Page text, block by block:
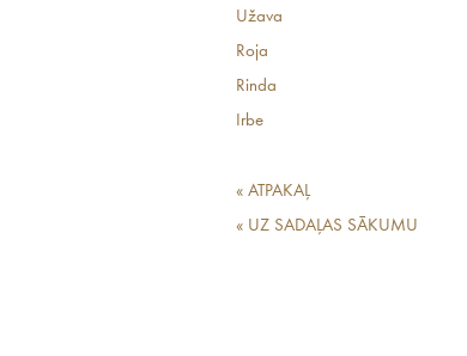
Užava
Roja
Rinda
Irbe
« ATPAKAĻ
« UZ SADAĻAS SĀKUMU